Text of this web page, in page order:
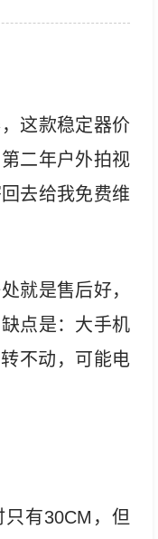
这款稳定器价
二年户外拍视
去给我免费维
就是售后好，
点是：大手机
不动，可能电
有30CM，但